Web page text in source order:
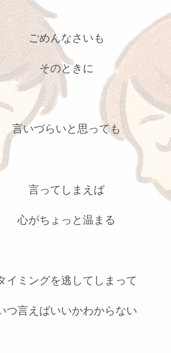
ごめんなさいも
そのときに
言いづらいと思っても
言ってしまえば
心がちょっと温まる
イミングを逃してしまって
つ言えばいいかわからない